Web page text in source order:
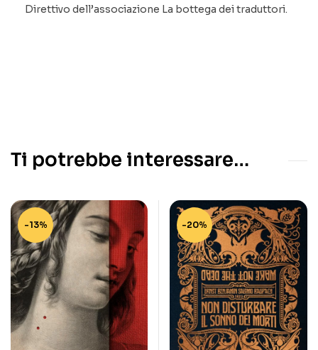
Direttivo dell’associazione La bottega dei traduttori.
Ti potrebbe interessare…
-13% -20%